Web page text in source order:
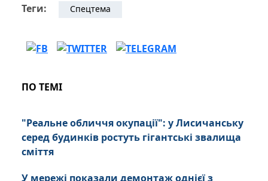
Теги: Спецтема
ПО ТЕМІ
"Реальне обличчя окупації": у Лисичанську
серед будинків ростуть гігантські звалища
сміття
У мережі показали демонтаж однієї з